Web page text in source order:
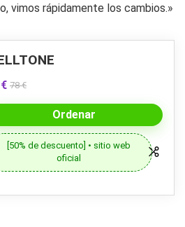
vimos rápidamente los cambios.»
78 €
Ordenar
[50% de descuento] • sitio web
oficial